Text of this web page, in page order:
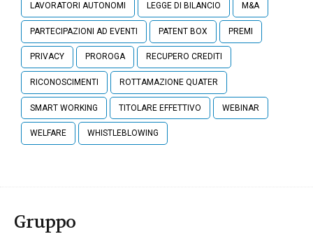
LAVORATORI AUTONOMI LEGGE DI BILANCIO M&A
PARTECIPAZIONI AD EVENTI PATENT BOX PREMI
PRIVACY PROROGA RECUPERO CREDITI
RICONOSCIMENTI ROTTAMAZIONE QUATER
SMART WORKING TITOLARE EFFETTIVO WEBINAR
WELFARE WHISTLEBLOWING
Gruppo